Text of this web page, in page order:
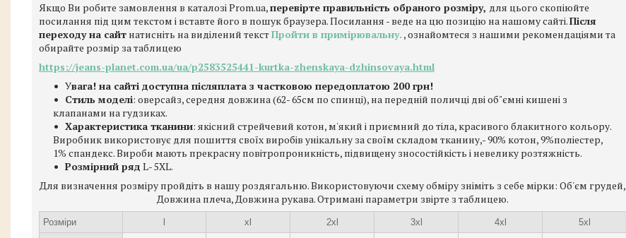
Якщо Ви робите замовлення в каталозі Prom.ua,перевірте правильність обраного розміру, для цього скопіюйте
посилання під цим текстом і вставте його в пошук браузера. Посилання - веде на цю позицію на нашому сайті.Після
переходу на сайт натисніть на виділений текстПройти в примірювальну. , ознайомтеся з нашими рекомендаціями та
обирайте розмір за таблицею
https://jeans-planet.com.ua/ua/p2583525441-kurtka-zhenskaya-dzhinsovaya.html
Увага! на сайті доступна післяплата з частковою передоплатою 200 грн!
Стиль моделі: оверсайз, середня довжина (62- 65см по спинці), на передній поличці дві об"ємні кишені з
клапанами на гудзиках.
Характеристика тканини: якісний стрейчевий котон, м'який і приємний до тіла, красивого блакитного кольору.
Виробник використовує для пошиття своїх виробів унікальну за своїм складом тканину,- 90% котон, 9%поліестер,
1% спандекс. Вироби мають прекрасну повітропроникність, підвищену зносостійкість і невелику розтяжність.
Розмірний ряд L- 5XL.
Для визначення розміру пройдіть в нашу роздягальню. Використовуючи схему обміру зніміть з себе мірки: Об'єм грудей,
Довжина плеча, Довжина рукава. Отримані параметри звірте з таблицею.
Розміри xl 2xl 3xl 4xl
5xl